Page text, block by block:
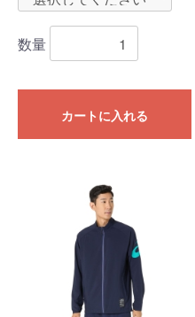
数量
カートに入れる